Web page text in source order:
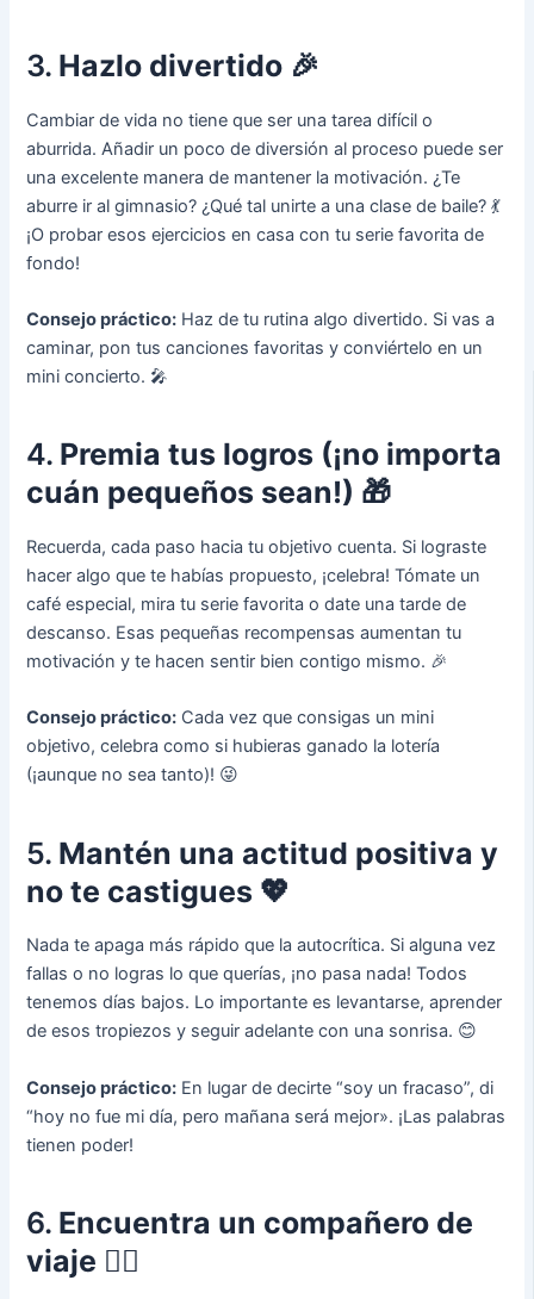
3. Hazlo divertido 🎉
Cambiar de vida no tiene que ser una tarea difícil o
aburrida. Añadir un poco de diversión al proceso puede ser
una excelente manera de mantener la motivación. ¿Te
aburre ir al gimnasio? ¿Qué tal unirte a una clase de baile? 💃
¡O probar esos ejercicios en casa con tu serie favorita de
fondo!
Consejo práctico: Haz de tu rutina algo divertido. Si vas a
caminar, pon tus canciones favoritas y conviértelo en un
mini concierto. 🎤
4. Premia tus logros (¡no importa
cuán pequeños sean!) 🎁
Recuerda, cada paso hacia tu objetivo cuenta. Si lograste
hacer algo que te habías propuesto, ¡celebra! Tómate un
café especial, mira tu serie favorita o date una tarde de
descanso. Esas pequeñas recompensas aumentan tu
motivación y te hacen sentir bien contigo mismo. 🎉
Consejo práctico: Cada vez que consigas un mini
objetivo, celebra como si hubieras ganado la lotería
(¡aunque no sea tanto)! 😜
5. Mantén una actitud positiva y
no te castigues 💖
Nada te apaga más rápido que la autocrítica. Si alguna vez
fallas o no logras lo que querías, ¡no pasa nada! Todos
tenemos días bajos. Lo importante es levantarse, aprender
de esos tropiezos y seguir adelante con una sonrisa. 😊
Consejo práctico: En lugar de decirte “soy un fracaso”, di
“hoy no fue mi día, pero mañana será mejor». ¡Las palabras
tienen poder!
6. Encuentra un compañero de
viaje 👯‍♂️